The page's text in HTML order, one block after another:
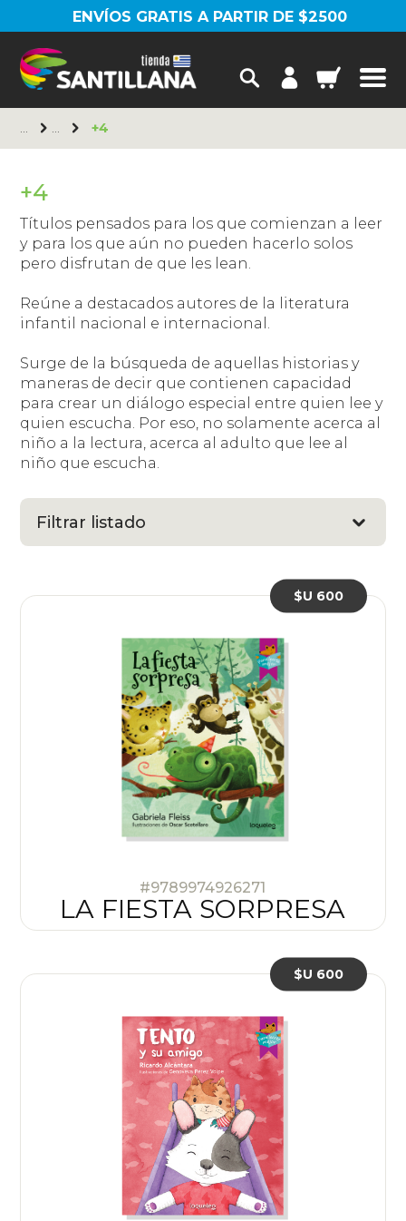
ENVÍOS GRATIS A PARTIR DE $2500
+4
+4
Títulos pensados para los que comienzan a leer
y para los que aún no pueden hacerlo solos
pero disfrutan de que les lean.
Reúne a destacados autores de la literatura
infantil nacional e internacional.
Surge de la búsqueda de aquellas historias y
maneras de decir que contienen capacidad
para crear un diálogo especial entre quien lee y
quien escucha. Por eso, no solamente acerca al
niño a la lectura, acerca al adulto que lee al
niño que escucha.
Filtrar listado
#9789974926271
LA FIESTA SORPRESA
$U 600
$U 600